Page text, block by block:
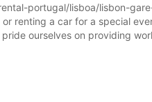
portugal/lisboa/lisbon-
renting a car for a special
ourselves on providing